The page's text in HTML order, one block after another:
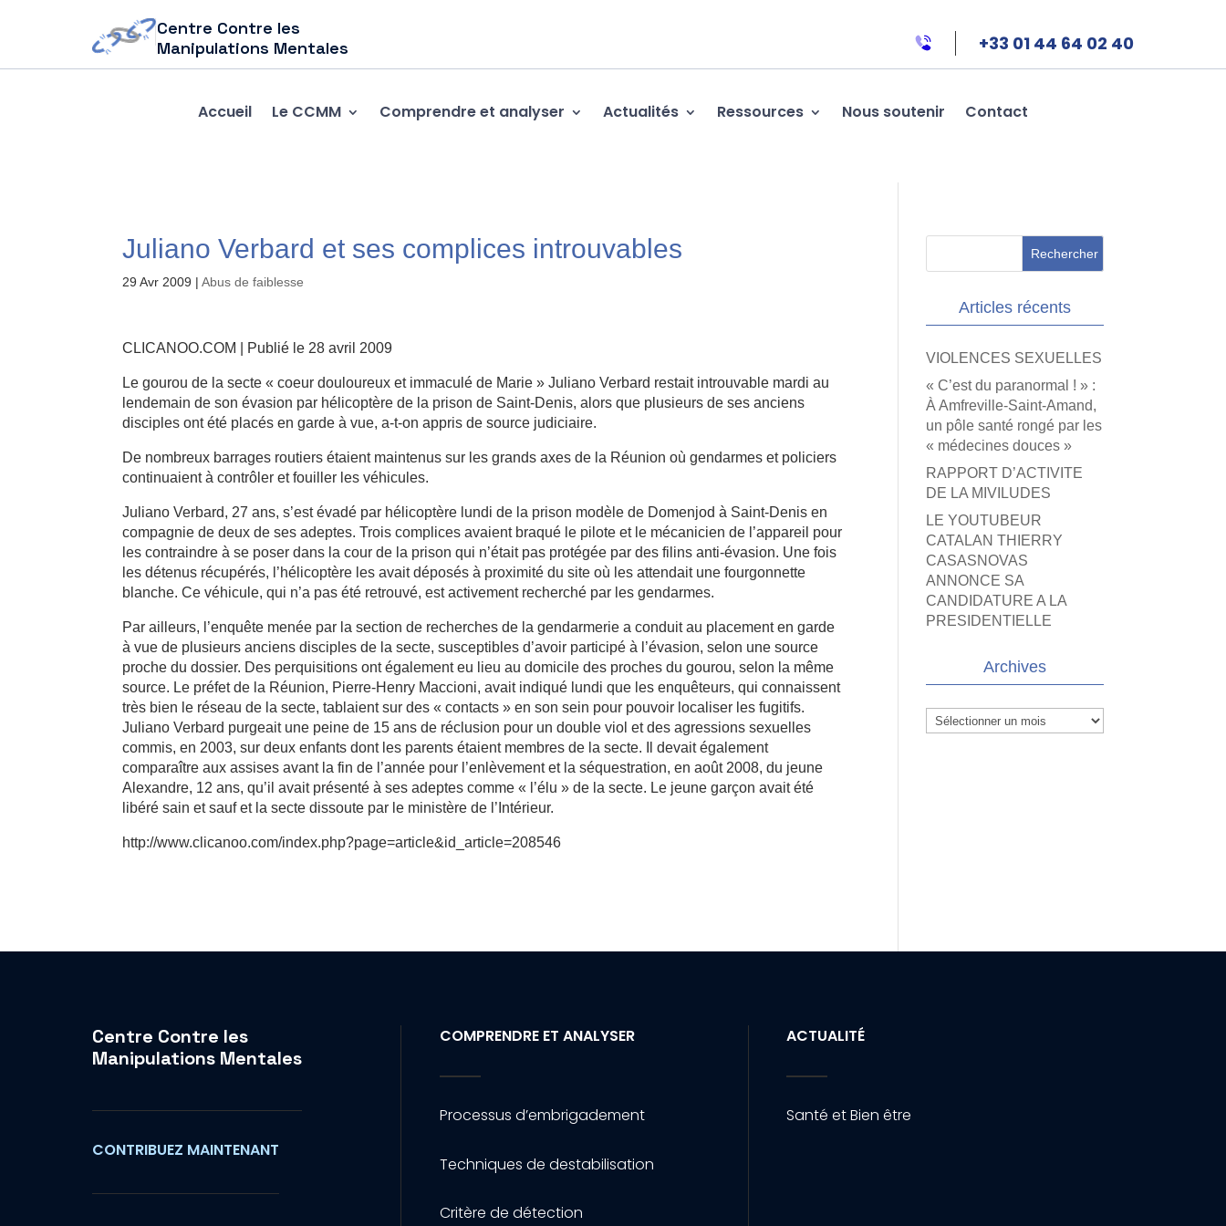
Centre Contre les
Manipulations Mentales
+33 01 44 64 02 40
Accueil Le CCMM Comprendre et analyser Actualités Ressources Nous soutenir Contact
Juliano Verbard et ses complices introuvables
29 Avr 2009 |Abus de faiblesse
CLICANOO.COM | Publié le 28 avril 2009
Le gourou de la secte « coeur douloureux et immaculé de Marie » Juliano Verbard restait introuvable mardi au
lendemain de son évasion par hélicoptère de la prison de Saint-Denis, alors que plusieurs de ses anciens
disciples ont été placés en garde à vue, a-t-on appris de source judiciaire.
De nombreux barrages routiers étaient maintenus sur les grands axes de la Réunion où gendarmes et policiers
continuaient à contrôler et fouiller les véhicules.
Juliano Verbard, 27 ans, s’est évadé par hélicoptère lundi de la prison modèle de Domenjod à Saint-Denis en
compagnie de deux de ses adeptes. Trois complices avaient braqué le pilote et le mécanicien de l’appareil pour
les contraindre à se poser dans la cour de la prison qui n’était pas protégée par des filins anti-évasion. Une fois
les détenus récupérés, l’hélicoptère les avait déposés à proximité du site où les attendait une fourgonnette
blanche. Ce véhicule, qui n’a pas été retrouvé, est activement recherché par les gendarmes.
Par ailleurs, l’enquête menée par la section de recherches de la gendarmerie a conduit au placement en garde
à vue de plusieurs anciens disciples de la secte, susceptibles d’avoir participé à l’évasion, selon une source
proche du dossier. Des perquisitions ont également eu lieu au domicile des proches du gourou, selon la même
source. Le préfet de la Réunion, Pierre-Henry Maccioni, avait indiqué lundi que les enquêteurs, qui connaissent
très bien le réseau de la secte, tablaient sur des « contacts » en son sein pour pouvoir localiser les fugitifs.
Juliano Verbard purgeait une peine de 15 ans de réclusion pour un double viol et des agressions sexuelles
commis, en 2003, sur deux enfants dont les parents étaient membres de la secte. Il devait également
comparaître aux assises avant la fin de l’année pour l’enlèvement et la séquestration, en août 2008, du jeune
Alexandre, 12 ans, qu’il avait présenté à ses adeptes comme « l’élu » de la secte. Le jeune garçon avait été
libéré sain et sauf et la secte dissoute par le ministère de l’Intérieur.
http://www.clicanoo.com/index.php?page=article&id_article=208546
Articles récents
VIOLENCES SEXUELLES
« C’est du paranormal ! » :
À Amfreville-Saint-Amand,
un pôle santé rongé par les
« médecines douces »
RAPPORT D’ACTIVITE
DE LA MIVILUDES
LE YOUTUBEUR
CATALAN THIERRY
CASASNOVAS
ANNONCE SA
CANDIDATURE A LA
PRESIDENTIELLE
Archives
Archives
Centre Contre les
Manipulations Mentales
CONTRIBUEZ MAINTENANT
COMPRENDRE ET ANALYSER
Processus d’embrigadement
Techniques de destabilisation
Critère de détection
ACTUALITÉ
Santé et Bien être